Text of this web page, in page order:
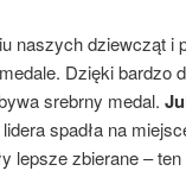
naszych dziewcząt i
Dzięki bardzo
srebrny medal.
spadła na
lepsze zbierane –